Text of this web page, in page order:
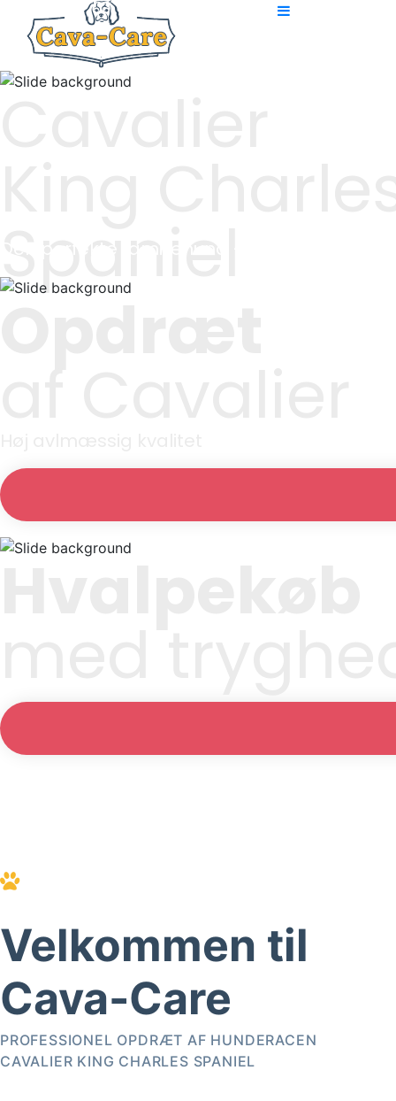
Spaniel
Velkommen til
Cava-Care
PROFESSIONEL OPDRÆT AF HUNDERACEN
CAVALIER KING CHARLES SPANIEL